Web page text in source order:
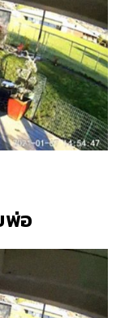
พ่อ